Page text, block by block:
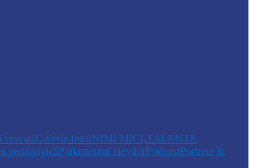
cravatăGalerie fotoINIMI MICI,TALENTE
pedagogicăParlamentul elevilorPodcastPortrete în